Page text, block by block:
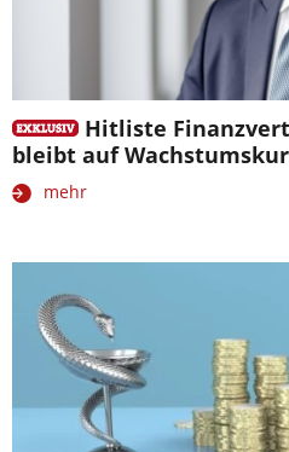
Hitliste
bleibt auf
mehr